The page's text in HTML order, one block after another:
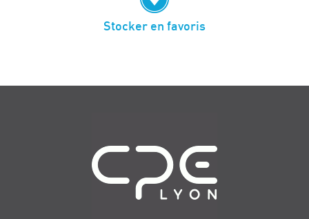
Stocker en favoris